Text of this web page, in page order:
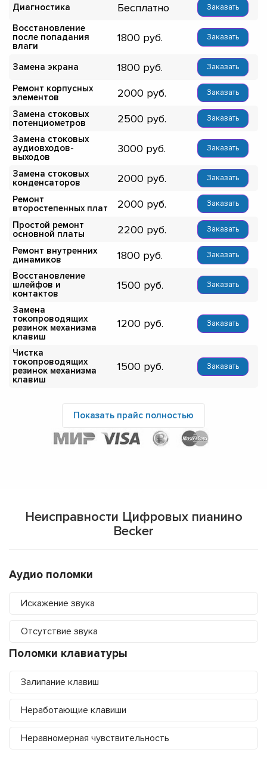
Диагностика Бесплатно Заказать
Восстановление
после попадания
влаги
1800 Заказать
Замена экрана 1800 Заказать
Ремонт корпусных
элементов
2000 Заказать
Замена стоковых
потенциометров
2500 Заказать
Замена стоковых
аудиовходов-
выходов
3000 Заказать
Замена стоковых
конденсаторов
2000 Заказать
Ремонт
второстепенных плат
2000 Заказать
Простой ремонт
основной платы
2200 Заказать
Ремонт внутренних
динамиков
1800 Заказать
Восстановление
шлейфов и
контактов
1500 Заказать
Замена
токопроводящих
резинок механизма
клавиш
1200 Заказать
Чистка
токопроводящих
резинок механизма
клавиш
1500 Заказать
Показать прайс полностью
Неисправности Цифровых пианино
Becker
Аудио поломки
Искажение звука
Отсутствие звука
Поломки клавиатуры
Залипание клавиш
Неработающие клавиши
Неравномерная чувствительность